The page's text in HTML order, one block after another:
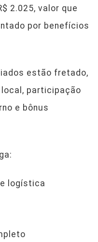
2.025, valor que
por benefícios
estão fretado,
participação
e bônus
logística